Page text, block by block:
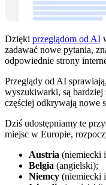
Dzięki przeglądom od AI
zadawać nowe pytania,
odpowiednie strony
Przeglądy od AI
wyszukiwarki, są
częściej odkrywają nowe
Dziś udostępniamy te
miejsc w Europie,
Austria (niemiecki
Belgia (angielski);
Niemcy (niemiecki